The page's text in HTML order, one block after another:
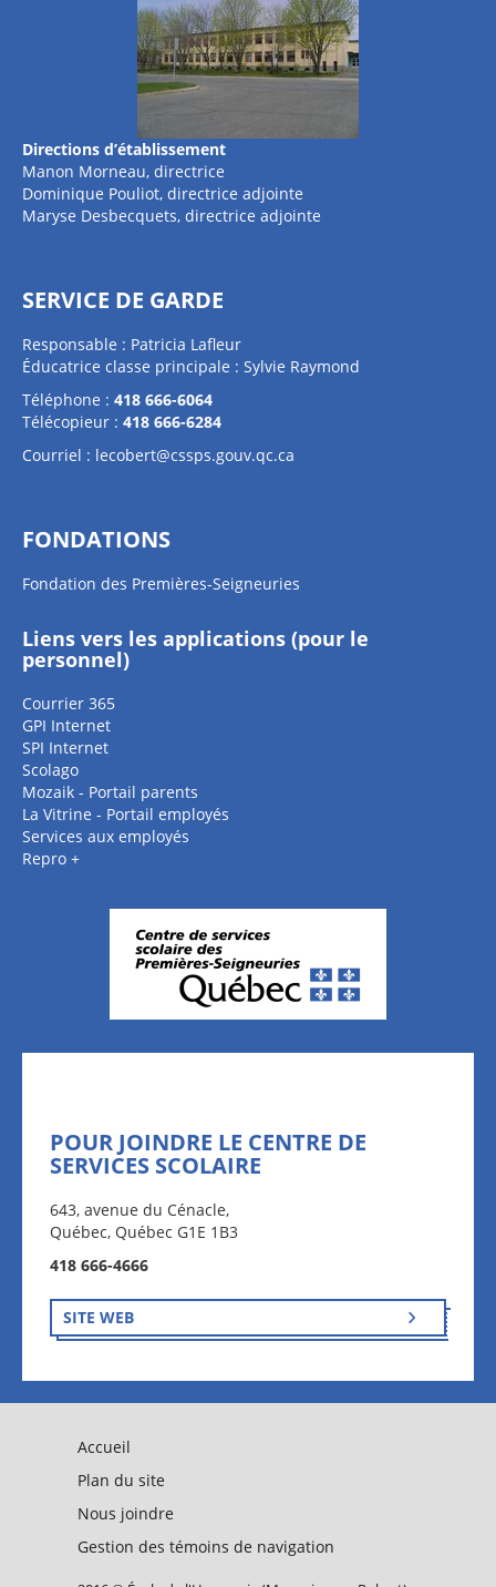
Directions d’établissement
Manon Morneau, directrice
Dominique Pouliot, directrice adjointe
Maryse Desbecquets, directrice adjointe
SERVICE DE GARDE
Responsable : Patricia Lafleur
Éducatrice classe principale : Sylvie Raymond
Téléphone : 418 666-6064
Télécopieur : 418 666-6284
Courriel : lecobert@cssps.gouv.qc.ca
FONDATIONS
Fondation des Premières-Seigneuries
Liens vers les applications (pour le
personnel)
Courrier 365
GPI Internet
SPI Internet
Scolago
Mozaik - Portail parents
La Vitrine - Portail employés
Services aux employés
Repro +
POUR JOINDRE LE CENTRE DE
SERVICES SCOLAIRE
643, avenue du Cénacle,
Québec, Québec G1E 1B3
418 666-4666
SITE WEB
Accueil
Plan du site
Nous joindre
Gestion des témoins de navigation